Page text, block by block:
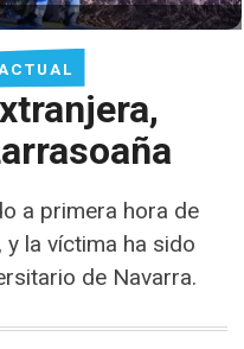
a primera hora de
la víctima ha sido
de Navarra.